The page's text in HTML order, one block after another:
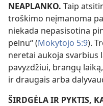
NEAPLANKO. Taip
troškimo neįmanoma
niekada nepasisotina
pelnu“ (Mokytojo 5:9).
neretai aukoja svarbius
pavyzdžiui, brangų
ir draugais arba
ŠIRDGĖLA IR PYKTIS,